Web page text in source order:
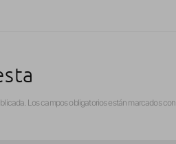
Los campos obligatorios están marcados con